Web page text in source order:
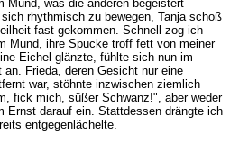
Mund, was die anderen begeistert
rhythmisch zu bewegen, Tanja schoß
fast gekommen. Schnell zog ich
Mund, ihre Spucke troff fett von meiner
Eichel glänzte, fühlte sich nun im
Frieda, deren Gesicht nur eine
war, stöhnte inzwischen ziemlich
fick mich, süßer Schwanz!", aber weder
Ernst darauf ein. Stattdessen drängte ich
entgegenlächelte.